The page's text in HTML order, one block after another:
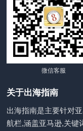
微信客服
关于出海指南
出海指南是主要针对
航栏,涵盖亚马逊,关键